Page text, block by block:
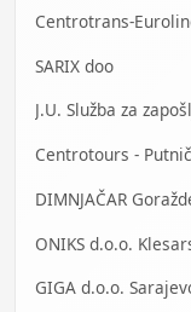
SARIX doo
J.U. Služba za
DIMNJAČAR
ONIKS d.o.o.
GIGA d.o.o.